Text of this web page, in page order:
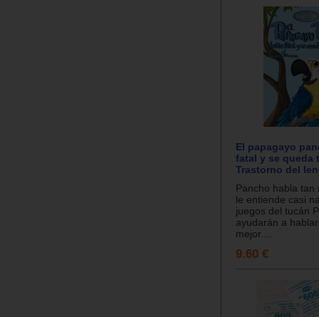
El papagayo
fatal y se queda
Trastorno del
Pancho habla tan
le entiende casi
juegos del tucán
ayudarán a
mejor....
9.60 €